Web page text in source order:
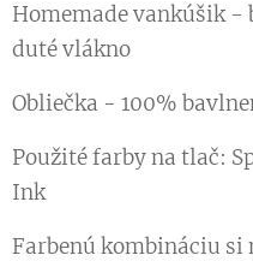
Homemade vankúšik
duté vlákno
Obliečka - 100%
Použité farby na tlač:
Ink
Farbenú kombináciu si